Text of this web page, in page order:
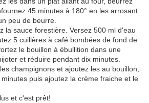
45 minutes à 180° en les arrosant
peu de beurre.
la sauce forestière. Versez 500 ml d'eau
5 cuillères à café bombées de fond de
le bouillon à ébullition dans une
et réduire pendant dix minutes.
champignons et ajoutez les au bouillon,
puis ajoutez la crème fraiche et le
et c'est prêt!